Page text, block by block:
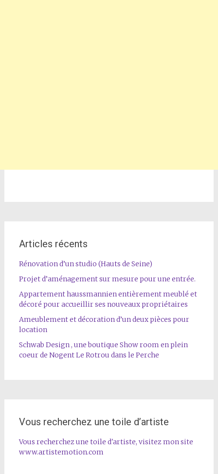
Articles récents
Rénovation d’un studio (Hauts de Seine)
Projet d’aménagement sur mesure pour une entrée.
Appartement haussmannien entièrement meublé et
décoré pour accueillir ses nouveaux propriétaires
Ameublement et décoration d’un deux pièces pour
location
Schwab Design , une boutique Show room en plein
coeur de Nogent Le Rotrou dans le Perche
Vous recherchez une toile d’artiste
Vous recherchez une toile d'artiste, visitez mon site
www.artistemotion.com